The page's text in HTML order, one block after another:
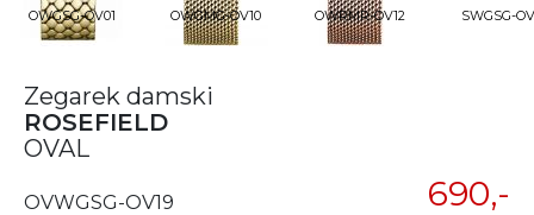
OWGSG-OV01 OWGMG-OV10 OWRMR-OV12 SWGSG-
Zegarek damski
ROSEFIELD
OVAL
OVWGSG-OV19 690,-